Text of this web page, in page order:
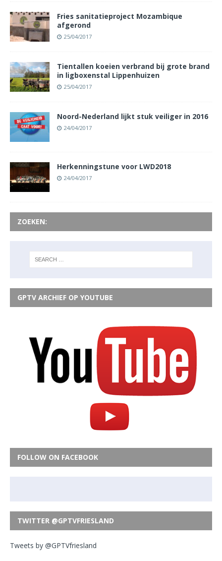
Fries sanitatieproject Mozambique
afgerond
25/04/2017
Tientallen koeien verbrand bij grote brand
in ligboxenstal Lippenhuizen
25/04/2017
Noord-Nederland lijkt stuk veiliger in 2016
24/04/2017
Herkenningstune voor LWD2018
24/04/2017
ZOEKEN:
GPTV ARCHIEF OP YOUTUBE
FOLLOW ON FACEBOOK
TWITTER @GPTVFRIESLAND
Tweets by @GPTVfriesland